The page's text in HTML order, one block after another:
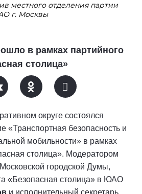
местного отделения партии
г. Москвы
в рамках партийного
столица»
округе состоялся
«Транспортная безопасность и
мобильности» в рамках
столица». Модератором
городской Думы,
«Безопасная столица» в ЮАО
и исполнительный секретарь